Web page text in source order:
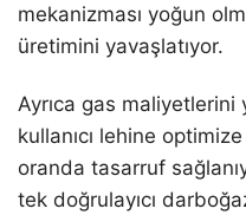
mekanizması yoğun
üretimini yavaşlatıyor.
Ayrıca gas
kullanıcı lehine
oranda tasarruf
tek doğrulayıcı